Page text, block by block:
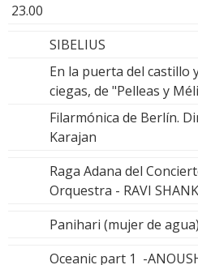
23.00
SIBELIUS
En la puerta del castillo
ciegas, de "Pelleas y
Filarmónica de Berlín.
Karajan
Raga Adana del
Orquestra - RAVI
Panihari (mujer de
Oceanic part 1 -